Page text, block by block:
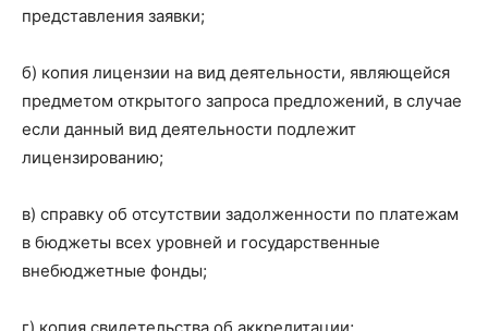
представления заявки;
б) копия лицензии на вид деятельности, являющейся
предметом открытого запроса предложений, в случае
если данный вид деятельности подлежит
лицензированию;
в) справку об отсутствии задолженности по платежам
в бюджеты всех уровней и государственные
внебюджетные фонды;